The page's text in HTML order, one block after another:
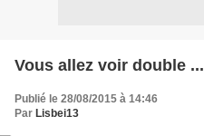
Vous allez voir double ...
Publié le 28/08/2015 à 14:46
Par Lisbei13